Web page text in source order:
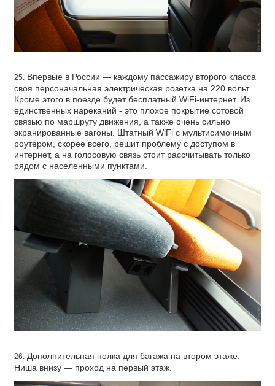
25. Впервые в России — каждому пассажиру второго класса
своя персоначальная электрическая розетка на 220 вольт.
Кроме этого в поезде будет бесплатный WiFi-интернет. Из
единственных нареканий - это плохое покрытие сотовой
связью по маршруту движения, а также очень сильно
экранированные вагоны. Штатный WiFi с мультисимочным
роутером, скорее всего, решит проблему с доступом в
интернет, а на голосовую связь стоит рассчитывать только
рядом с населенными пунктами.
26.
Дополнительная полка для багажа на втором этаже.
Ниша внизу — проход на первый этаж.